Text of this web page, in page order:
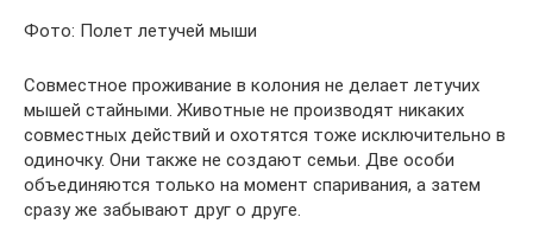
Фото: Полет летучей мыши
Совместное проживание в колония не делает летучих
мышей стайными. Животные не производят никаких
совместных действий и охотятся тоже исключительно в
одиночку. Они также не создают семьи. Две особи
объединяются только на момент спаривания, а затем
сразу же забывают друг о друге.